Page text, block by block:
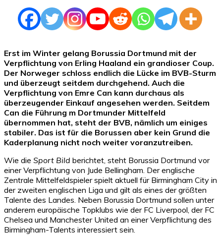
Erst im Winter gelang Borussia Dortmund mit der
Verpflichtung von Erling Haaland ein grandioser Coup.
Der Norweger schloss endlich die Lücke im BVB-Sturm
und überzeugt seitdem durchgehend. Auch die
Verpflichtung von Emre Can kann durchaus als
überzeugender Einkauf angesehen werden. Seitdem
Can die Führung m Dortmunder Mittelfeld
übernommen hat, steht der BVB, nämlich um einiges
stabiler. Das ist für die Borussen aber kein Grund die
Kaderplanung nicht noch weiter voranzutreiben.
Wie die Sport Bild berichtet, steht Borussia Dortmund vor
einer Verpflichtung von Jude Bellingham. Der englische
Zentrale Mittelfeldspieler spielt aktuell für Birmingham City in
der zweiten englischen Liga und gilt als eines der größten
Talente des Landes. Neben Borussia Dortmund sollen unter
anderem europäische Topklubs wie der FC Liverpool, der FC
Chelsea und Manchester United an einer Verpflichtung des
Birmingham-Talents interessiert sein.